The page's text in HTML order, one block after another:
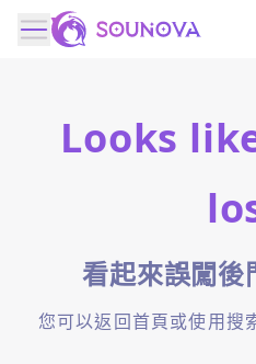
Looks
看起來誤闖後
您可以返回首頁或使用搜